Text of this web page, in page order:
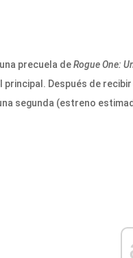
precuela deRogue One:
principal. Después de
segunda (estreno